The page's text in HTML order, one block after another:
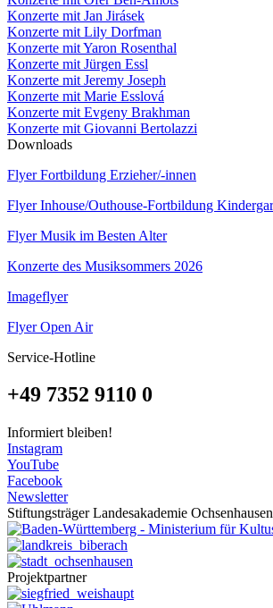
Konzerte mit Jan Jirásek
Konzerte mit Lily Dorfman
Konzerte mit Yaron Rosenthal
Konzerte mit Jürgen Essl
Konzerte mit Jeremy Joseph
Konzerte mit Marie Esslová
Konzerte mit Evgeny Brakhman
Konzerte mit Giovanni Bertolazzi
Downloads
Flyer Fortbildung Erzieher/-innen
Flyer Inhouse/Outhouse-Fortbildung
Flyer Musik im Besten Alter
Konzerte des Musiksommers 2026
Imageflyer
Flyer Open Air
Service-Hotline
+49 7352 9110 0
Informiert bleiben!
Instagram
YouTube
Facebook
Newsletter
Stiftungsträger Landesakademie Ochsenhausen
Projektpartner